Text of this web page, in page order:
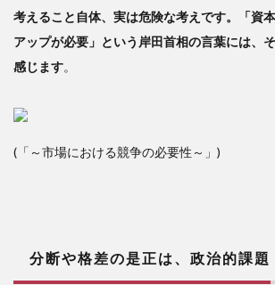
考えること自体、実は危険な考えです。「資
アップが必要」という岸田首相の言葉には、
感じます。
(「～市場における競争の必要性～」)
分断や格差の是正は、政治的課題